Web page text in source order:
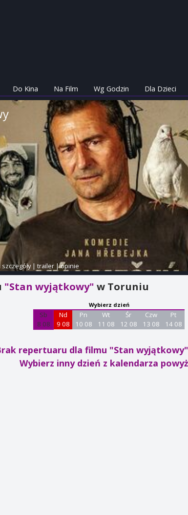
Do Kina Na Film Wg Godzin Dla Dzieci
| trailer|opinie
"Stan wyjątkowy"w Toruniu
Wybierz dzień
Sb
8 08
Nd
9 08
Pn
10 08
Wt
11 08
Śr
12 08
Czw
13 08
Pt
14 08
repertuaru dla filmu "Stan wyjątkowy"
Wybierz inny dzień z kalendarza